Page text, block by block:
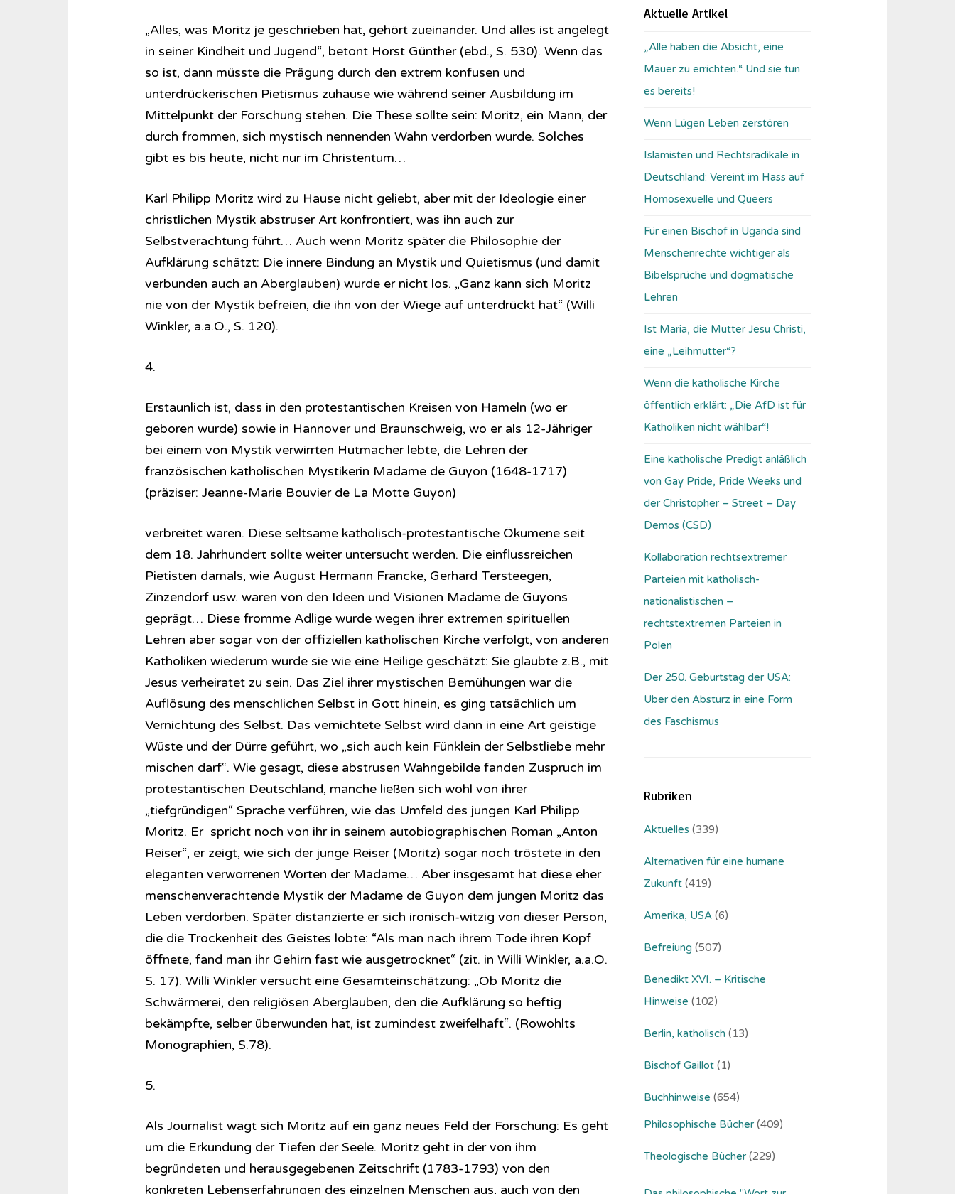
„Alles, was Moritz je geschrieben hat, gehört zueinander. Und alles ist angelegt
in seiner Kindheit und Jugend“, betont Horst Günther (ebd., S. 530). Wenn das
so ist, dann müsste die Prägung durch den extrem konfusen und
unterdrückerischen Pietismus zuhause wie während seiner Ausbildung im
Mittelpunkt der Forschung stehen. Die These sollte sein: Moritz, ein Mann, der
durch frommen, sich mystisch nennenden Wahn verdorben wurde. Solches
gibt es bis heute, nicht nur im Christentum…
Karl Philipp Moritz wird zu Hause nicht geliebt, aber mit der Ideologie einer
christlichen Mystik abstruser Art konfrontiert, was ihn auch zur
Selbstverachtung führt… Auch wenn Moritz später die Philosophie der
Aufklärung schätzt: Die innere Bindung an Mystik und Quietismus (und damit
verbunden auch an Aberglauben) wurde er nicht los. „Ganz kann sich Moritz
nie von der Mystik befreien, die ihn von der Wiege auf unterdrückt hat“ (Willi
Winkler, a.a.O., S. 120).
4.
Erstaunlich ist, dass in den protestantischen Kreisen von Hameln (wo er
geboren wurde) sowie in Hannover und Braunschweig, wo er als 12-Jähriger
bei einem von Mystik verwirrten Hutmacher lebte, die Lehren der
französischen katholischen Mystikerin Madame de Guyon (1648-1717)
(präziser: Jeanne-Marie Bouvier de La Motte Guyon)
verbreitet waren. Diese seltsame katholisch-protestantische Ökumene seit
dem 18. Jahrhundert sollte weiter untersucht werden. Die einflussreichen
Pietisten damals, wie August Hermann Francke, Gerhard Tersteegen,
Zinzendorf usw. waren von den Ideen und Visionen Madame de Guyons
geprägt… Diese fromme Adlige wurde wegen ihrer extremen spirituellen
Lehren aber sogar von der offiziellen katholischen Kirche verfolgt, von anderen
Katholiken wiederum wurde sie wie eine Heilige geschätzt: Sie glaubte z.B., mit
Jesus verheiratet zu sein. Das Ziel ihrer mystischen Bemühungen war die
Auflösung des menschlichen Selbst in Gott hinein, es ging tatsächlich um
Vernichtung des Selbst. Das vernichtete Selbst wird dann in eine Art geistige
Wüste und der Dürre geführt, wo „sich auch kein Fünklein der Selbstliebe mehr
mischen darf“. Wie gesagt, diese abstrusen Wahngebilde fanden Zuspruch im
protestantischen Deutschland, manche ließen sich wohl von ihrer
„tiefgründigen“ Sprache verführen, wie das Umfeld des jungen Karl Philipp
Moritz. Er spricht noch von ihr in seinem autobiographischen Roman „Anton
Reiser“, er zeigt, wie sich der junge Reiser (Moritz) sogar noch tröstete in den
eleganten verworrenen Worten der Madame… Aber insgesamt hat diese eher
menschenverachtende Mystik der Madame de Guyon dem jungen Moritz das
Leben verdorben. Später distanzierte er sich ironisch-witzig von dieser Person,
die die Trockenheit des Geistes lobte: “Als man nach ihrem Tode ihren Kopf
öffnete, fand man ihr Gehirn fast wie ausgetrocknet“ (zit. in Willi Winkler, a.a.O.
S. 17). Willi Winkler versucht eine Gesamteinschätzung: „Ob Moritz die
Schwärmerei, den religiösen Aberglauben, den die Aufklärung so heftig
bekämpfte, selber überwunden hat, ist zumindest zweifelhaft“. (Rowohlts
Monographien, S.78).
5.
Als Journalist wagt sich Moritz auf ein ganz neues Feld der Forschung: Es geht
um die Erkundung der Tiefen der Seele. Moritz geht in der von ihm
begründeten und herausgegebenen Zeitschrift (1783-1793) von den
konkreten Lebenserfahrungen des einzelnen Menschen aus, auch von den
Aktuelle Artikel
„Alle haben die Absicht, eine
Mauer zu errichten.“ Und sie tun
es bereits!
Wenn Lügen Leben zerstören
Islamisten und Rechtsradikale in
Deutschland: Vereint im Hass auf
Homosexuelle und Queers
Für einen Bischof in Uganda sind
Menschenrechte wichtiger als
Bibelsprüche und dogmatische
Lehren
Ist Maria, die Mutter Jesu Christi,
eine „Leihmutter“?
Wenn die katholische Kirche
öffentlich erklärt: „Die AfD ist für
Katholiken nicht wählbar“!
Eine katholische Predigt anläßlich
von Gay Pride, Pride Weeks und
der Christopher – Street – Day
Demos (CSD)
Kollaboration rechtsextremer
Parteien mit katholisch-
nationalistischen –
rechtstextremen Parteien in
Polen
Der 250. Geburtstag der USA:
Über den Absturz in eine Form
des Faschismus
Rubriken
Aktuelles (339)
Alternativen für eine humane
Zukunft (419)
Amerika, USA (6)
Befreiung (507)
Benedikt XVI. – Kritische
Hinweise (102)
Berlin, katholisch (13)
Bischof Gaillot (1)
Buchhinweise (654)
Philosophische Bücher (409)
Theologische Bücher (229)